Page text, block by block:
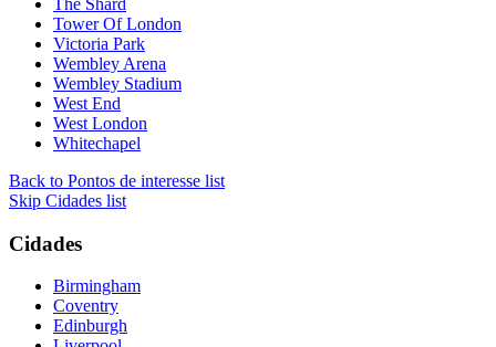
The Shard
Tower Of London
Victoria Park
Wembley Arena
Wembley Stadium
West End
West London
Whitechapel
Back to Pontos de interesse list
Skip Cidades list
Cidades
Birmingham
Coventry
Edinburgh